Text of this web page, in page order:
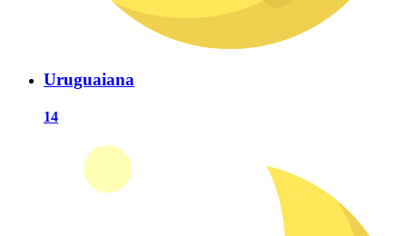
Uruguaiana
14